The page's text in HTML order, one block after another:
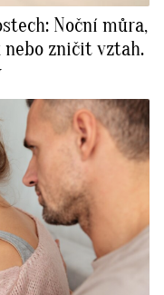
Noční můra,
zničit vztah.